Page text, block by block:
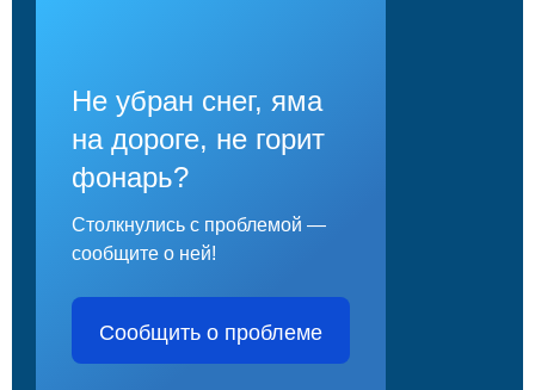
Не убран снег, яма
на дороге, не горит
фонарь?
Столкнулись с проблемой —
сообщите о ней!
Сообщить о проблеме